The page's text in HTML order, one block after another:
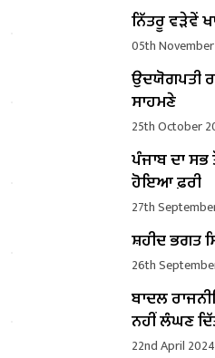
ਨਿੱਤਰੂ ਵੜੇਵੇਂ
05th
ਉਦਯੋਗਪਤੀ
ਸਾਹਮਣੇ
25th October
ਪੰਜਾਬ ਦਾ ਸਭ
ਹੋਇਆ ਫ਼ਰੀ
27th
ਸ਼ਹੀਦ ਭਗਤ
26th
ਬਾਦਲ
ਨਹੀਂ ਲੰਘਣ
22nd April 2024